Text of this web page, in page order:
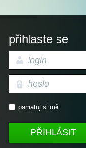
přihlaste se
login
heslo
pamatuj si mě
PŘIHLÁSIT